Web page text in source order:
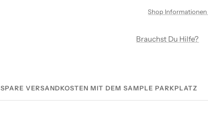
Shop Informationen
Brauchst Du Hilfe?
SPARE VERSANDKOSTEN MIT DEM SAMPLE PARKPLATZ